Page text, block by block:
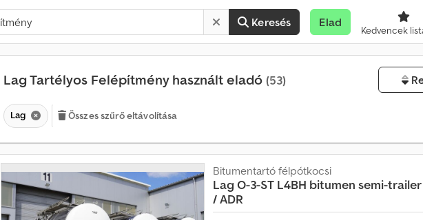
Keresés Elad
Kedvencek
Lag Tartélyos Felépítmény használt eladó (53)
Lag Összes szűrő eltávolítása
Bitumentartó félpótkocsi
Lag O-3-ST L4BH bitumen semi-trailer
/ ADR